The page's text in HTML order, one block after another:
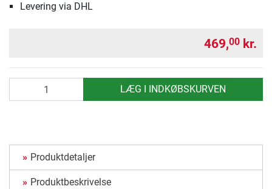
Levering via DHL
469,00 kr.
LÆG I INDKØBSKURVEN
Produktdetaljer
Produktbeskrivelse